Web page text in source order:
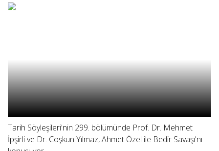
Tarih Söyleşileri'nin 299. bölümünde Prof. Dr. Mehmet
İpşirli ve Dr. Coşkun Yılmaz, Ahmet Özel ile Bedir Savaşı'nı